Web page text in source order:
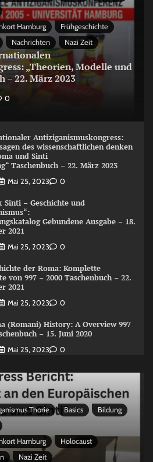
Hamburg
Frühgeschichte
Nachrichten Nazi Zeit
„Theorien, Modelle und
– 22. März 2023
0
Antiziganismuskongress:
des wissenschaftlichen denken
und Sinti
Taschenbuch – 22. März 2023
Mai 25, 2023 0
Sinti – Geschichte und
Gebundene Ausgabe – 18.
2021
Mai 25, 2023 0
der Roma: Komplette
von 997 – 2000 Taschenbuch – 22.
2021
Mai 25, 2023 0
(Romani) History: A Overview 997
– 15. Juni 2020
Mai 25, 2023 0
Thorie Basics
Bildung
Hamburg
Holocaust
Nazi Zeit